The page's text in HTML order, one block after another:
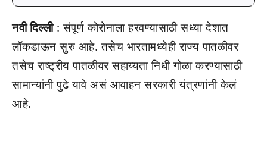
नवी दिल्ली: संपूर्ण कोरोनाला हरवण्यासाठी सध्या देशात
लॉकडाऊन सुरु आहे. तसेच भारतामध्येही राज्य पातळीवर
तसेच राष्ट्रीय पातळीवर सहाय्यता निधी गोळा करण्यासाठी
सामान्यांनी पुढे यावे असं आवाहन सरकारी यंत्रणांनी केलं
आहे.